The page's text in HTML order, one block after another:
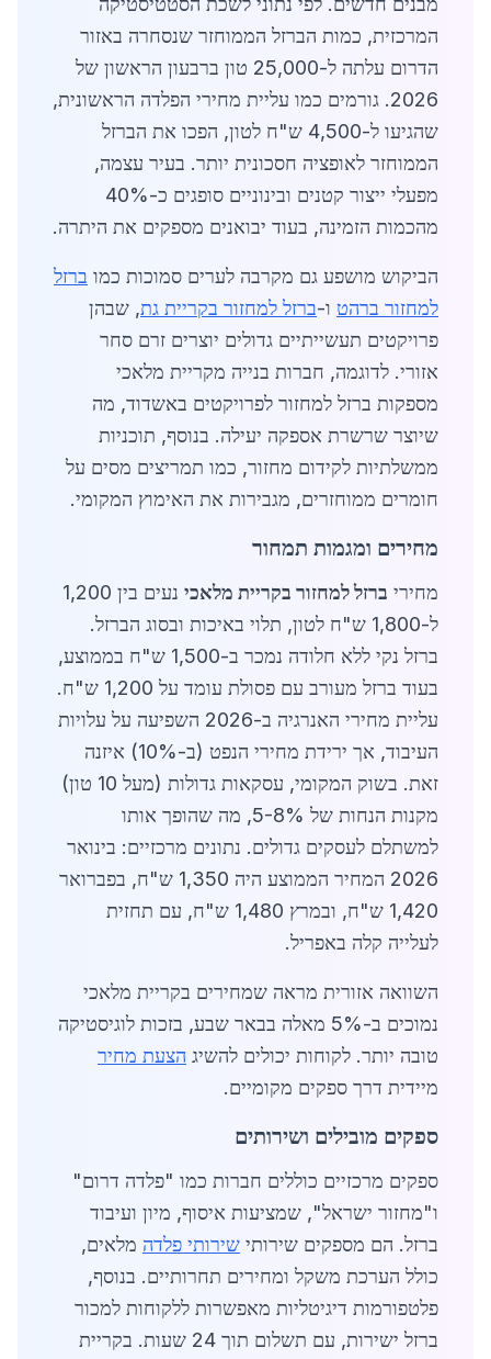
המרכזית, כמות הברזל הממוחזר שנסחרה באזור
הדרום עלתה ל-25,000 טון ברבעון הראשון של
2026. גורמים כמו עליית מחירי הפלדה הראשונית,
שהגיעו ל-4,500 ש"ח לטון, הפכו את הברזל
הממוחזר לאופציה חסכונית יותר. בעיר עצמה,
מפעלי ייצור קטנים ובינוניים סופגים כ-40%
מהכמות הזמינה, בעוד יבואנים מספקים את היתרה.
הביקוש מושפע גם מקרבה לערים סמוכות כמו ברזל
למחזור ברהט ו-ברזל למחזור בקריית גת, שבהן
פרויקטים תעשייתיים גדולים יוצרים זרם סחר
אזורי. לדוגמה, חברות בנייה מקריית מלאכי
מספקות ברזל למחזור לפרויקטים באשדוד, מה
שיוצר שרשרת אספקה יעילה. בנוסף, תוכניות
ממשלתיות לקידום מחזור, כמו תמריצים מסים על
חומרים ממוחזרים, מגבירות את האימוץ המקומי.
מחירים ומגמות תמחור
מחירי ברזל למחזור בקריית מלאכי
נעים בין 1,200
ל-1,800 ש"ח לטון, תלוי באיכות ובסוג הברזל.
ברזל נקי ללא חלודה נמכר ב-1,500 ש"ח בממוצע,
בעוד ברזל מעורב עם פסולת עומד על 1,200 ש"ח.
עליית מחירי האנרגיה ב-2026 השפיעה על עלויות
העיבוד, אך ירידת מחירי הנפט (ב-10%) איזנה
זאת. בשוק המקומי, עסקאות גדולות (מעל 10 טון)
מקנות הנחות של 5-8%, מה שהופך אותו
למשתלם לעסקים גדולים. נתונים מרכזיים: בינואר
2026 המחיר הממוצע היה 1,350 ש"ח, בפברואר
1,420 ש"ח, ובמרץ 1,480 ש"ח, עם תחזית
לעלייה קלה באפריל.
השוואה אזורית מראה שמחירים בקריית מלאכי
נמוכים ב-5% מאלה בבאר שבע, בזכות לוגיסטיקה
טובה יותר. לקוחות יכולים להשיג הצעת מחיר
מיידית דרך ספקים מקומיים.
ספקים מובילים ושירותים
ספקים מרכזיים כוללים חברות כמו "פלדה דרום"
ו"מחזור ישראל", שמציעות איסוף, מיון ועיבוד
ברזל. הם מספקים שירותי שירותי פלדה מלאים,
כולל הערכת משקל ומחירים תחרותיים. בנוסף,
פלטפורמות דיגיטליות מאפשרות ללקוחות למכור
ברזל ישירות, עם תשלום תוך 24 שעות. בקריית